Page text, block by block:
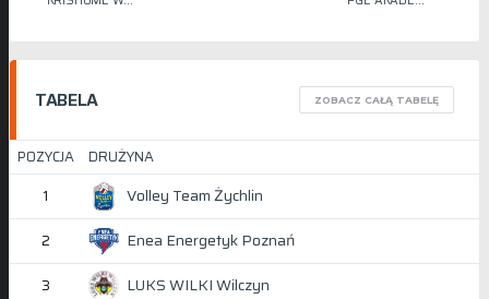
TABELA ZOBACZ CAŁĄ TABELĘ
POZYCJA
DRUŻYNA
1
Volley Team Żychlin
2 Enea Energetyk Poznań
3 LUKS WILKI Wilczyn